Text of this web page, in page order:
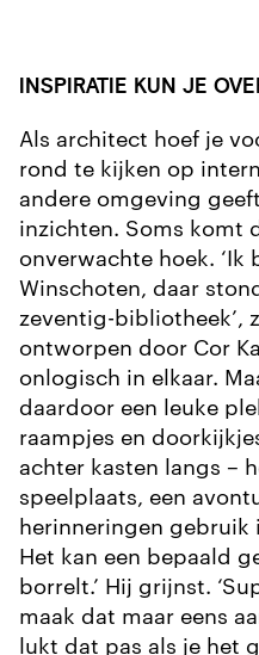
INSPIRATIE KUN JE
Als architect hoef je
rond te kijken op
andere omgeving
inzichten. Soms komt
onverwachte hoek.
Winschoten, daar
zeventig-bibliotheek’,
ontworpen door Cor
onlogisch in elkaar.
daardoor een leuke
raampjes en
achter kasten langs –
speelplaats, een
herinneringen gebruik
Het kan een bepaald
borrelt.’ Hij grijnst.
maak dat maar eens
lukt dat pas als je het